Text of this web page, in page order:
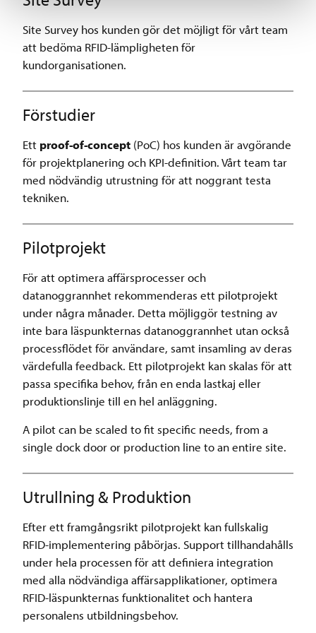
Site Survey hos kunden gör det möjligt för vårt team
att bedöma RFID-lämpligheten för
kundorganisationen.
Förstudier
Ett proof-of-concept (PoC) hos kunden är avgörande
för projektplanering och KPI-definition. Vårt team tar
med nödvändig utrustning för att noggrant testa
tekniken.
Pilotprojekt
För att optimera affärsprocesser och
datanoggrannhet rekommenderas ett pilotprojekt
under några månader. Detta möjliggör testning av
inte bara läspunkternas datanoggrannhet utan också
processflödet för användare, samt insamling av deras
värdefulla feedback. Ett pilotprojekt kan skalas för att
passa specifika behov, från en enda lastkaj eller
produktionslinje till en hel anläggning.
A pilot can be scaled to fit specific needs, from a
single dock door or production line to an entire site.
Utrullning & Produktion
Efter ett framgångsrikt pilotprojekt kan fullskalig
RFID-implementering påbörjas. Support tillhandahålls
under hela processen för att definiera integration
med alla nödvändiga affärsapplikationer, optimera
RFID-läspunkternas funktionalitet och hantera
personalens utbildningsbehov.